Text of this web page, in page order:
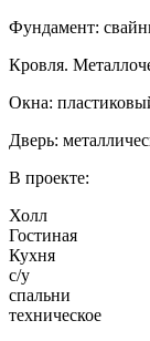
Фундамент:
Кровля.
Окна:
Дверь:
В проекте:
Холл
Гостиная
Кухня
с/у
спальни
техническое